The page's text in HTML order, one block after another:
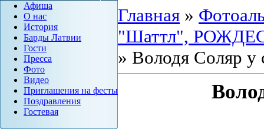
Афиша
О нас
История
Барды Латвии
Гости
Пресса
Фото
Видео
Приглашения на фесты
Поздравления
Гостевая
Главная »
"Шаттл",
» Володя Cоляр у